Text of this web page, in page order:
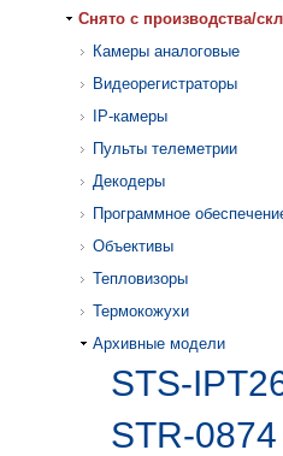
Cнято с производства/
Камеры аналоговые
Видеорегистраторы
IP-камеры
Пульты телеметрии
Декодеры
Программное
Объективы
Тепловизоры
Термокожухи
Архивные модели
STS-
STR-0874